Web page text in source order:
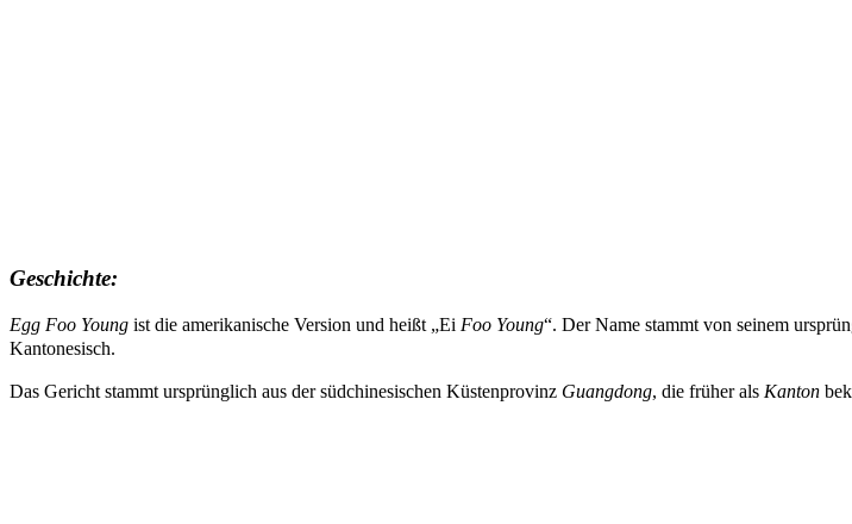
Geschichte:
Egg Foo Young ist die amerikanische Version und heißt „Ei Foo Young“. Der Name stammt von seinem
Kantonesisch.
Das Gericht stammt ursprünglich aus der südchinesischen Küstenprovinz Guangdong, die früher als Kanton